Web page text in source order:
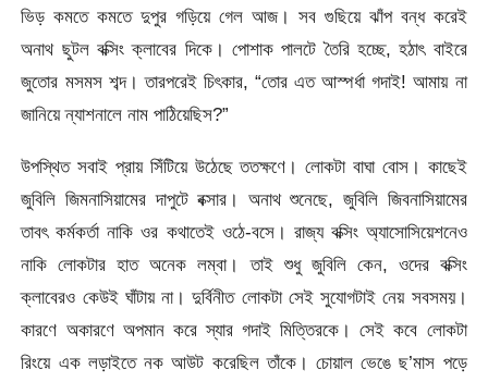
ভিড় কমতে কমতে দুপুর গড়িয়ে গেল আজ। সব গুছিয়ে ঝাঁপ বন্ধ করেই
অনাথ ছুটল বক্সিং ক্লাবের দিকে। পোশাক পালটে তৈরি হচ্ছে, হঠাৎ বাইরে
জুতোর মসমস শব্দ। তারপরেই চিৎকার, “তোর এত আস্পর্ধা গদাই! আমায় না
জানিয়ে ন্যাশনালে নাম পাঠিয়েছিস?”
উপস্থিত সবাই প্রায় সিঁটিয়ে উঠেছে ততক্ষণে। লোকটা বাঘা বোস। কাছেই
জুবিলি জিমনাসিয়ামের দাপুটে বক্সার। অনাথ শুনেছে, জুবিলি জিবনাসিয়ামের
তাবৎ কর্মকর্তা নাকি ওর কথাতেই ওঠে-বসে। রাজ্য বক্সিং অ্যাসোসিয়েশনেও
নাকি লোকটার হাত অনেক লম্বা। তাই শুধু জুবিলি কেন, ওদের বক্সিং
ক্লাবেরও কেউই ঘাঁটায় না। দুর্বিনীত লোকটা সেই সুযোগটাই নেয় সবসময়।
কারণে অকারণে অপমান করে স্যার গদাই মিত্তিরকে। সেই কবে লোকটা
রিংয়ে এক লড়াইতে নক আউট করেছিল তাঁকে। চোয়াল ভেঙে ছ’মাস পড়ে